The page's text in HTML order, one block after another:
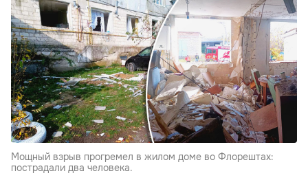
Мощный взрыв прогремел в жилом доме во Флорештах:
пострадали два человека.